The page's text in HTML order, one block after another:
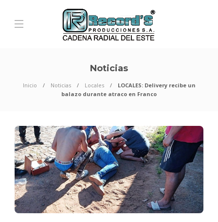
Noticias
Inicio Noticias Locales
LOCALES: Delivery recibe un
balazo durante atraco en Franco